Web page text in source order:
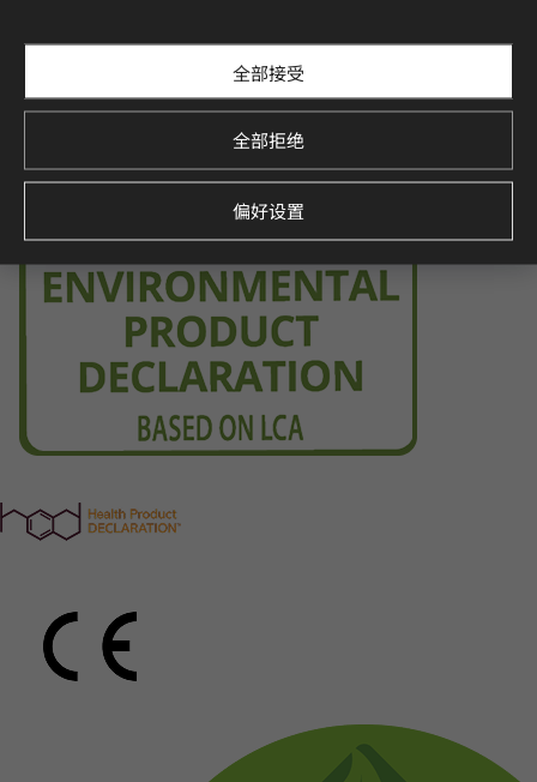
全部接受
全部拒绝
偏好设置